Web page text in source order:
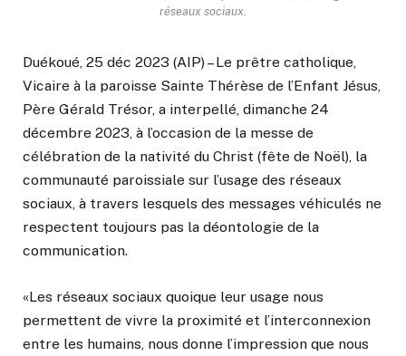
réseaux sociaux.
Duékoué, 25 déc 2023 (AIP) – Le prêtre catholique,
Vicaire à la paroisse Sainte Thérèse de l’Enfant Jésus,
Père Gérald Trésor, a interpellé, dimanche 24
décembre 2023, à l’occasion de la messe de
célébration de la nativité du Christ (fête de Noël), la
communauté paroissiale sur l’usage des réseaux
sociaux, à travers lesquels des messages véhiculés ne
respectent toujours pas la déontologie de la
communication.
«Les réseaux sociaux quoique leur usage nous
permettent de vivre la proximité et l’interconnexion
entre les humains, nous donne l’impression que nous